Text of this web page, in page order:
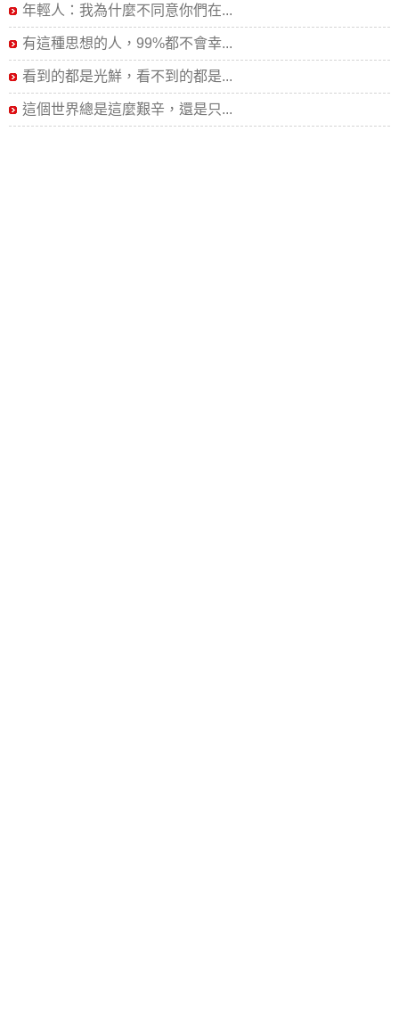
年輕人：我為什麼不同意你們在...
有這種思想的人，99%都不會幸...
看到的都是光鮮，看不到的都是...
這個世界總是這麼艱辛，還是只...